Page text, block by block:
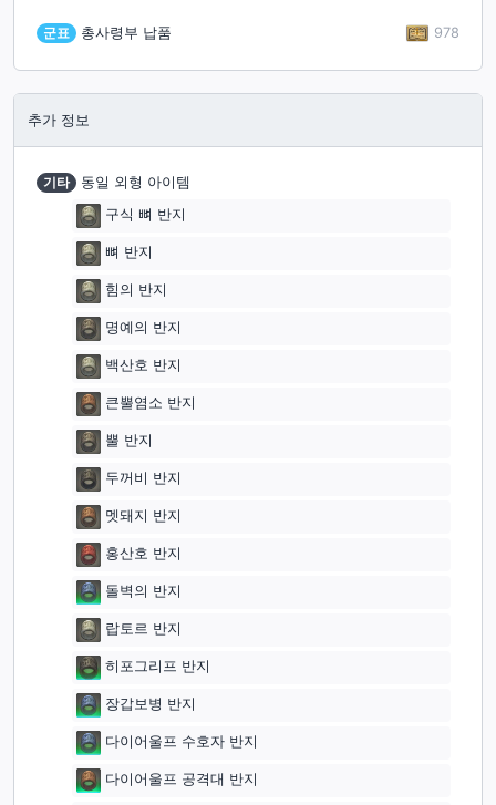
군표 총사령부 납품 978
추가 정보
기타
동일 외형 아이템
구식 뼈 반지
뼈 반지
힘의 반지
명예의 반지
백산호 반지
큰뿔염소 반지
뿔 반지
두꺼비 반지
멧돼지 반지
홍산호 반지
돌벽의 반지
랍토르 반지
히포그리프 반지
장갑보병 반지
다이어울프 수호자 반지
다이어울프 공격대 반지